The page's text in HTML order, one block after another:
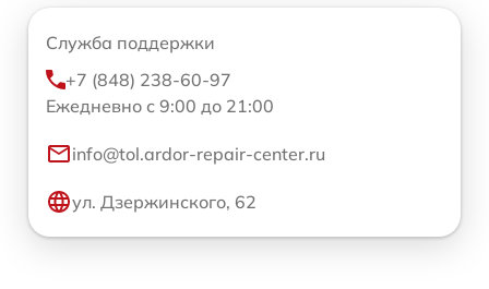
Служба поддержки
+7 (848) 238-60-97
Ежедневно с 9:00 до 21:00
info@tol.ardor-repair-center.ru
ул. Дзержинского, 62